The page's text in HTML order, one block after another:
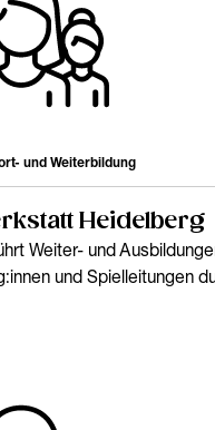
und Weiterbildung
Heidelberg
Weiter- und
und Spielleitungen